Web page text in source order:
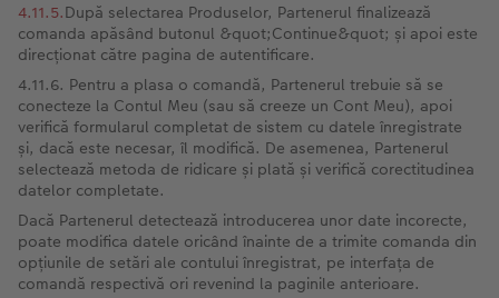
4.11.5.După selectarea Produselor, Partenerul finalizează
comanda apăsând butonul &quot;Continue&quot; și apoi este
direcționat către pagina de autentificare.
4.11.6. Pentru a plasa o comandă, Partenerul trebuie să se
conecteze la Contul Meu (sau să creeze un Cont Meu), apoi
verifică formularul completat de sistem cu datele înregistrate
și, dacă este necesar, îl modifică. De asemenea, Partenerul
selectează metoda de ridicare și plată și verifică corectitudinea
datelor completate.
Dacă Partenerul detectează introducerea unor date incorecte,
poate modifica datele oricând înainte de a trimite comanda din
opțiunile de setări ale contului înregistrat, pe interfața de
comandă respectivă ori revenind la paginile anterioare.